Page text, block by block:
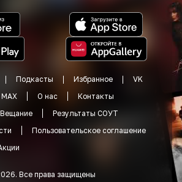
Подкасты Избранное
VK
MAX О нас
Контакты
Вещание
Результаты СОУТ
Пользовательское соглашение
. Все права защищены